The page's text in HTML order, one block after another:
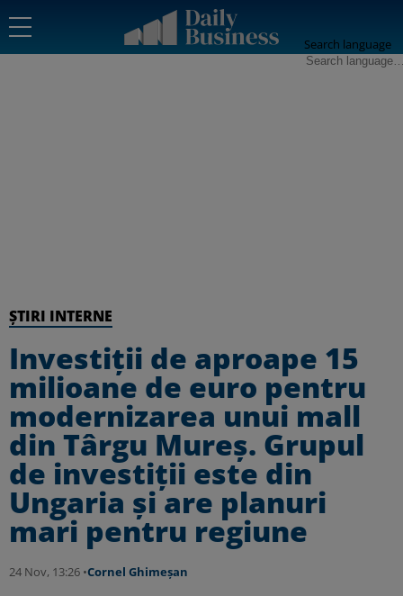
Search language
ȘTIRI INTERNE
Investiții de aproape 15
milioane de euro pentru
modernizarea unui mall
din Târgu Mureș. Grupul
de investiții este din
Ungaria și are planuri
mari pentru regiune
24 Nov, 13:26 •Cornel Ghimeșan